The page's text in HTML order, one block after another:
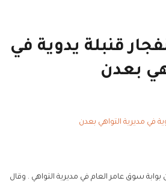
قنبلة يدوية في
بعدن
بوابة سوق عامر العام في مديرية التواهي . وقال